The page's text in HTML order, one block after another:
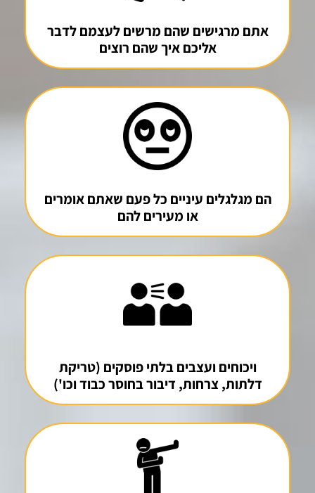
אתם מרגישים שהם מרשים לעצמם לדבר
אליכם איך שהם רוצים
הם מגלגלים עיניים כל פעם שאתם אומרים
או מעירים להם
ויכוחים ועצבים בלתי פוסקים (טריקת
דלתות, צרחות, דיבור בחוסר כבוד וכו')